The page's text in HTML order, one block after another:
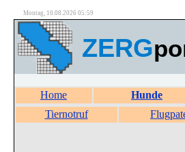
Montag, 10.08.2026 05:59
ZERG
Home Hunde
Tiernotruf